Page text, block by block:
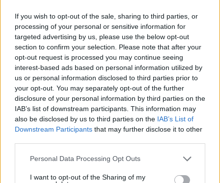
If you wish to opt-out of the sale, sharing to third parties, or
processing of your personal or sensitive information for
targeted advertising by us, please use the below opt-out
section to confirm your selection. Please note that after your
opt-out request is processed you may continue seeing
interest-based ads based on personal information utilized by
us or personal information disclosed to third parties prior to
your opt-out. You may separately opt-out of the further
disclosure of your personal information by third parties on the
IAB’s list of downstream participants. This information may
also be disclosed by us to third parties on the IAB’s List of
Downstream Participants that may further disclose it to other
Please note that this website/app uses one or more Google
not limited to your visit or usage behaviour. You may click to
Personal Data Processing Opt Outs
I want to opt-out of the Sharing of my
χαρακτήρες
* Υποχρεωτικά πεδία
ΡΟΗ ΕΙΔΗΣΕΩΝ